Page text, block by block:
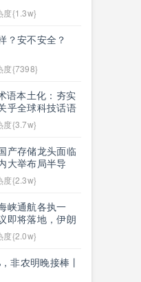
度{1.3w}
？安不安全？
度{7398}
语本土化：夯实
乎全球科技话语
度{3.7w}
产存储龙头面临
大举布局半导
本投入避免优势
度{2.3w}
峡通航各执一
即将落地，伊朗
商、通航恢复取
度{2.0w}
非农明晚接棒丨